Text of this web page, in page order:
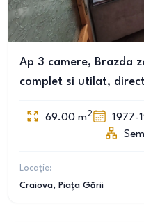
Ap 3 camere, Brazda
complet si utilat,
69.00 m2 1977-
Locație:
Craiova, Piața Gării